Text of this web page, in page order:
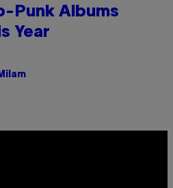
Punk Albums
Year